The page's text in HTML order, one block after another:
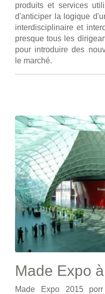
produits et services
d'anticiper la logique
interdisciplinaire et
presque tous les
pour introduire des
le marché.
Made Expo
Made Expo 2015